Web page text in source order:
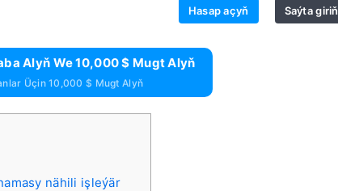
Hasap açyň Saýta giriň
Alyň We 10,000 $ Mugt Alyň
Üçin 10,000 $ Mugt Alyň
nähili işleýär